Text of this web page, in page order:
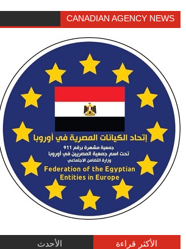
CANADIAN AGENCY NEWS
الأكثر قراءة الأحدث